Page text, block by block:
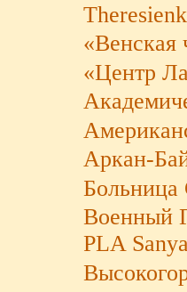
«Венская
«Центр
Аркан-
Больница
Военный
PLA